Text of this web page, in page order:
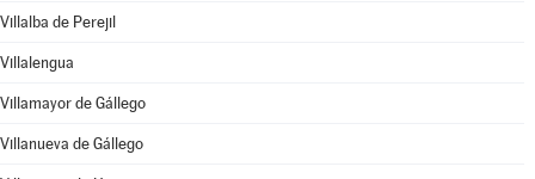
Villalba de Perejil
Villalengua
Villamayor de Gállego
Villanueva de Gállego